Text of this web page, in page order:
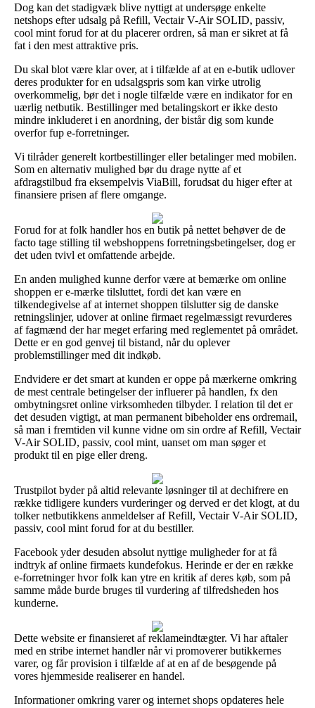
Dog kan det stadigvæk blive nyttigt at undersøge enkelte
netshops efter udsalg på Refill, Vectair V-Air SOLID, passiv,
cool mint forud for at du placerer ordren, så man er sikret at få
fat i den mest attraktive pris.
Du skal blot være klar over, at i tilfælde af at en e-butik udlover
deres produkter for en udsalgspris som kan virke utrolig
overkommelig, bør det i nogle tilfælde være en indikator for en
uærlig netbutik. Bestillinger med betalingskort er ikke desto
mindre inkluderet i en anordning, der bistår dig som kunde
overfor fup e-forretninger.
Vi tilråder generelt kortbestillinger eller betalinger med mobilen.
Som en alternativ mulighed bør du drage nytte af et
afdragstilbud fra eksempelvis ViaBill, forudsat du higer efter at
finansiere prisen af flere omgange.
Forud for at folk handler hos en butik på nettet behøver de de
facto tage stilling til webshoppens forretningsbetingelser, dog er
det uden tvivl et omfattende arbejde.
En anden mulighed kunne derfor være at bemærke om online
shoppen er e-mærke tilsluttet, fordi det kan være en
tilkendegivelse af at internet shoppen tilslutter sig de danske
retningslinjer, udover at online firmaet regelmæssigt revurderes
af fagmænd der har meget erfaring med reglementet på området.
Dette er en god genvej til bistand, når du oplever
problemstillinger med dit indkøb.
Endvidere er det smart at kunden er oppe på mærkerne omkring
de mest centrale betingelser der influerer på handlen, fx den
ombytningsret online virksomheden tilbyder. I relation til det er
det desuden vigtigt, at man permanent bibeholder ens ordremail,
så man i fremtiden vil kunne vidne om sin ordre af Refill, Vectair
V-Air SOLID, passiv, cool mint, uanset om man søger et
produkt til en pige eller dreng.
Trustpilot byder på altid relevante løsninger til at dechifrere en
række tidligere kunders vurderinger og derved er det klogt, at du
tolker netbutikkens anmeldelser af Refill, Vectair V-Air SOLID,
passiv, cool mint forud for at du bestiller.
Facebook yder desuden absolut nyttige muligheder for at få
indtryk af online firmaets kundefokus. Herinde er der en række
e-forretninger hvor folk kan ytre en kritik af deres køb, som på
samme måde burde bruges til vurdering af tilfredsheden hos
kunderne.
Dette website er finansieret af reklameindtægter. Vi har aftaler
med en stribe internet handler når vi promoverer butikkernes
varer, og får provision i tilfælde af at en af de besøgende på
vores hjemmeside realiserer en handel.
Informationer omkring varer og internet shops opdateres hele